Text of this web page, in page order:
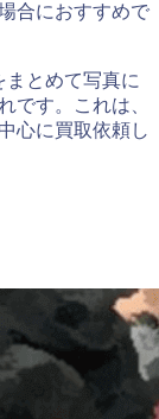
合におすすめで
まとめて写真に
です。これは、
心に買取依頼し